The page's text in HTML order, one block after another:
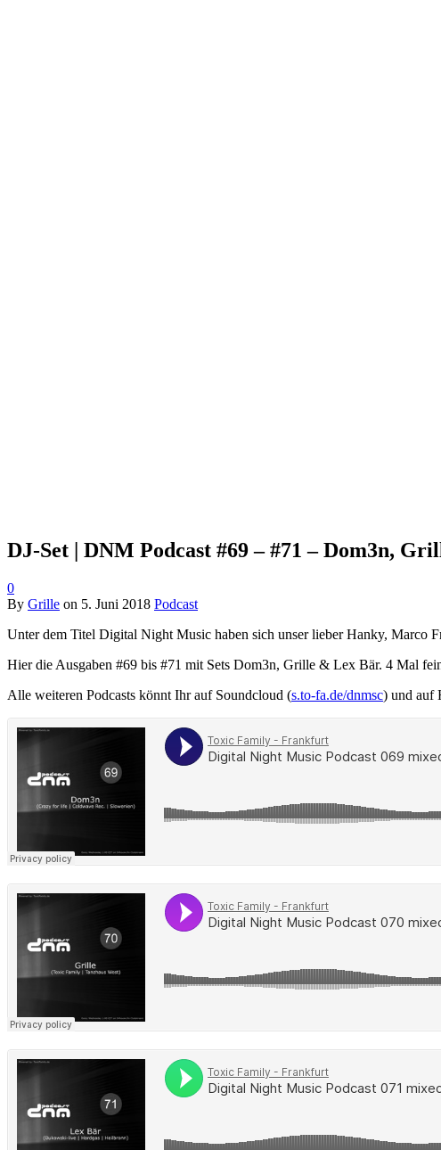
DJ-Set | DNM Podcast #69 – #71 – Dom3n,
0
By Grille on 5. Juni 2018 Podcast
Unter dem Titel Digital Night Music haben sich unser lieber Hanky, Marco
Hier die Ausgaben #69 bis #71 mit Sets Dom3n, Grille & Lex Bär. 4 Mal
Alle weiteren Podcasts könnt Ihr auf Soundcloud (s.to-fa.de/dnmsc) und auf